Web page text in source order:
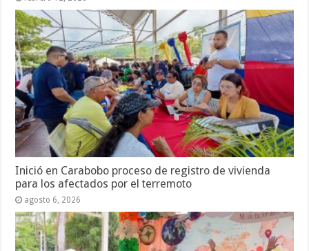
Inició en Carabobo proceso de registro de vivienda
para los afectados por el terremoto
agosto 6, 2026